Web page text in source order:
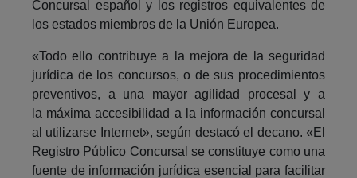
Concursal español y los registros equivalentes de
los estados miembros de la Unión Europea.
«Todo ello contribuye a la mejora de la seguridad
jurídica de los concursos, o de sus procedimientos
preventivos, a una mayor agilidad procesal y a
la máxima accesibilidad a la información concursal
al utilizarse Internet», según destacó el decano. «El
Registro Público Concursal se constituye como una
fuente de información jurídica esencial para facilitar